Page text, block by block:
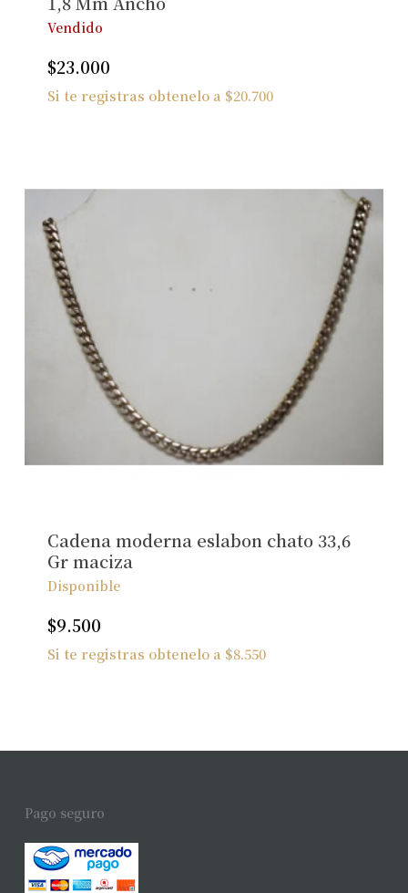
Vendido
$23.000
Si te registras obtenelo a $20.700
Cadena moderna eslabon chato 33,6
Gr maciza
Disponible
$9.500
Si te registras obtenelo a $8.550
Pago seguro